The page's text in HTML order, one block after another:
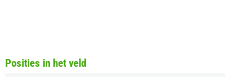
Posities in het veld